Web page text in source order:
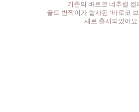
기존의 바로코 네추럴 컬
골드 반짝이가 합사된 ‘바로코
새로 출시되었어요.